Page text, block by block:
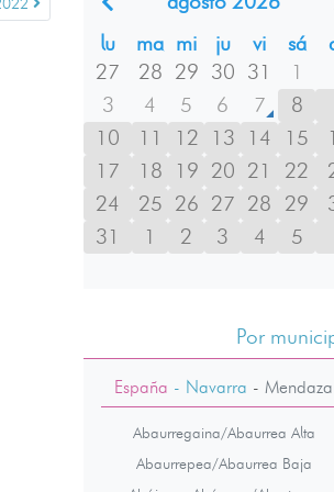
lu
ma mi ju vi sá
27
28 29 30 31 1
3
4 5 6 7 8
10
11 12 13 14 15
17
18 19 20 21 22
24
25 26 27 28 29
31
1 2 3 4 5
Por
España - Navarra - Mendaza
Abaurregaina/Abaurrea Alta
Abaurrepea/Abaurrea Baja